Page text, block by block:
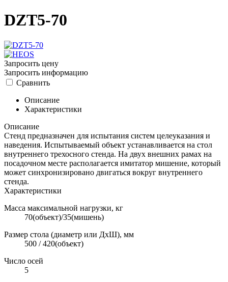
DZT5-70
Запросить цену
Запросить информацию
Сравнить
Описание
Характеристики
Описание
Стенд предназначен для испытания систем целеуказания и
наведения. Испытываемый объект устанавливается на стол
внутреннего трехосного стенда. На двух внешних рамах на
посадочном месте располагается имитатор мишение, который
может синхронизировано двигаться вокруг внутреннего
стенда.
Характеристики
Масса максимальной нагрузки, кг
70(объект)/35(мишень)
Размер стола (диаметр или ДхШ), мм
500 / 420(объект)
Число осей
5